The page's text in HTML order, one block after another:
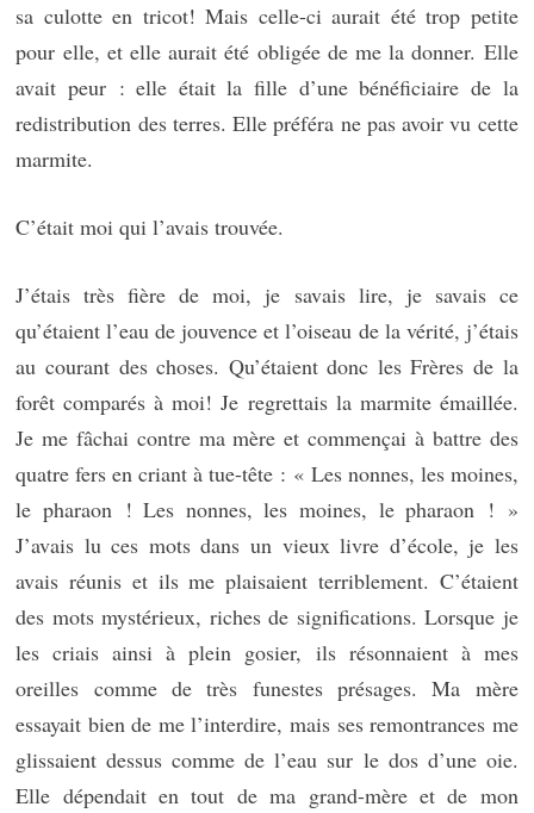
sa culotte en tricot! Mais celle-ci aurait été trop petite
pour elle, et elle aurait été obligée de me la donner. Elle
avait peur : elle était la fille d’une bénéficiaire de la
redistribution des terres. Elle préféra ne pas avoir vu cette
marmite.
C’était moi qui l’avais trouvée.
J’étais très fière de moi, je savais lire, je savais ce
qu’étaient l’eau de jouvence et l’oiseau de la vérité, j’étais
au courant des choses. Qu’étaient donc les Frères de la
forêt comparés à moi! Je regrettais la marmite émaillée.
Je me fâchai contre ma mère et commençai à battre des
quatre fers en criant à tue-tête : « Les nonnes, les moines,
le pharaon ! Les nonnes, les moines, le pharaon ! »
J’avais lu ces mots dans un vieux livre d’école, je les
avais réunis et ils me plaisaient terriblement. C’étaient
des mots mystérieux, riches de significations. Lorsque je
les criais ainsi à plein gosier, ils résonnaient à mes
oreilles comme de très funestes présages. Ma mère
essayait bien de me l’interdire, mais ses remontrances me
glissaient dessus comme de l’eau sur le dos d’une oie.
Elle dépendait en tout de ma grand-mère et de mon